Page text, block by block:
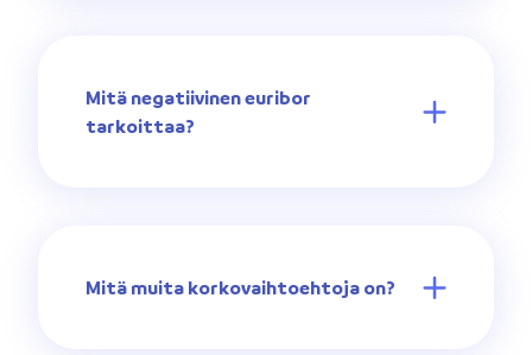
Mitä negatiivinen euribor
tarkoittaa?
Mitä muita korkovaihtoehtoja on?